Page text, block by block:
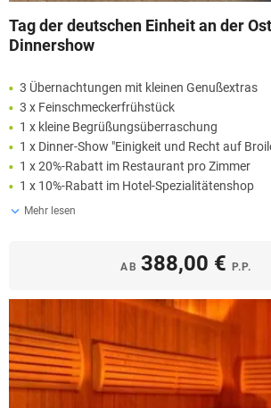
Tag der deutschen Einheit an der
Dinnershow
3 Übernachtungen mit kleinen Genußextras
3 x Feinschmeckerfrühstück
1 x kleine Begrüßungsüberraschung
1 x Dinner-Show "Einigkeit und Recht auf
1 x 20%-Rabatt im Restaurant pro Zimmer
1 x 10%-Rabatt im Hotel-Spezialitätenshop
Mehr lesen
AB 388,00 € P.P.